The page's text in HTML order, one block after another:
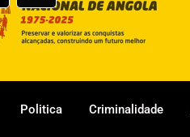
Politica Criminalidade